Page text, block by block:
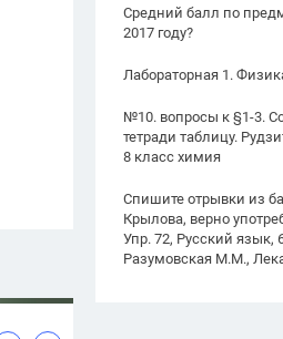
Средний балл по
2017 году?
Лабораторная 1.
№10. вопросы к §1-3.
тетради таблицу.
8 класс химия
Спишите отрывки из
Крылова, верно
Упр. 72, Русский язык,
Разумовская М.М.,